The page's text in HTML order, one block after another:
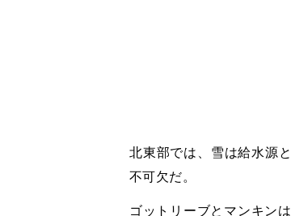
北東部では、雪は給水源
不可欠だ。
ゴットリーブとマンキン